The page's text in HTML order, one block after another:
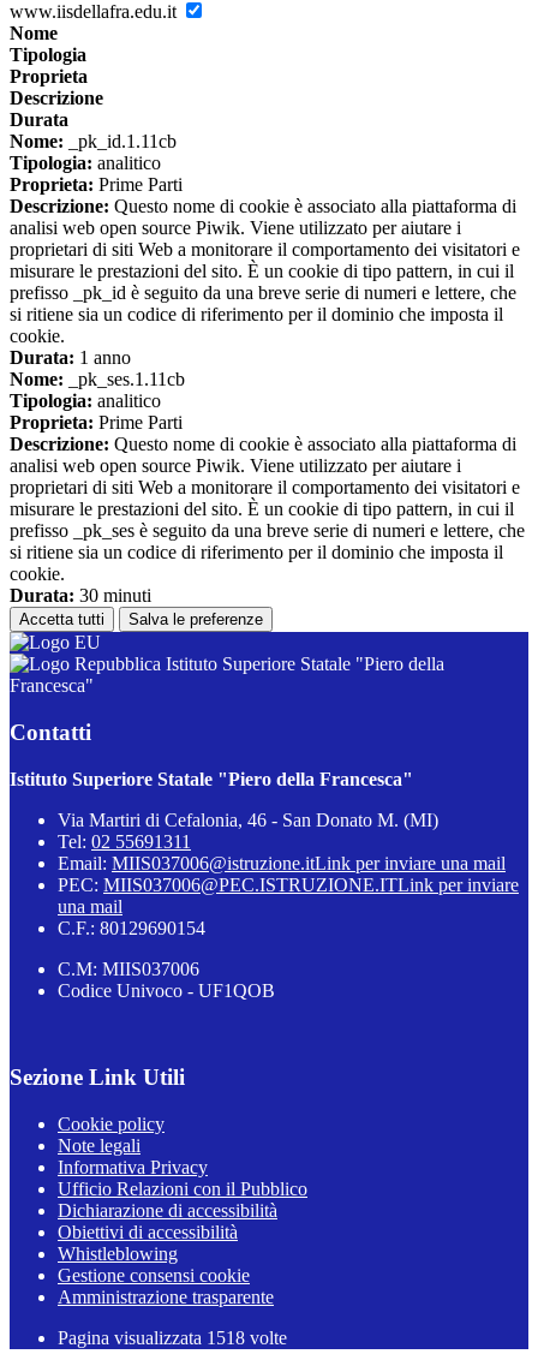
www.iisdellafra.edu.it
Nome
Tipologia
Proprieta
Descrizione
Durata
Nome: _pk_id.1.11cb
Tipologia: analitico
Proprieta: Prime Parti
Descrizione: Questo nome di cookie è associato alla piattaforma di
analisi web open source Piwik. Viene utilizzato per aiutare i
proprietari di siti Web a monitorare il comportamento dei visitatori e
misurare le prestazioni del sito. È un cookie di tipo pattern, in cui il
prefisso _pk_id è seguito da una breve serie di numeri e lettere, che
si ritiene sia un codice di riferimento per il dominio che imposta il
cookie.
Durata: 1 anno
Nome: _pk_ses.1.11cb
Tipologia: analitico
Proprieta: Prime Parti
Descrizione: Questo nome di cookie è associato alla piattaforma di
analisi web open source Piwik. Viene utilizzato per aiutare i
proprietari di siti Web a monitorare il comportamento dei visitatori e
misurare le prestazioni del sito. È un cookie di tipo pattern, in cui il
prefisso _pk_ses è seguito da una breve serie di numeri e lettere, che
si ritiene sia un codice di riferimento per il dominio che imposta il
cookie.
Durata: 30 minuti
Accetta tutti Salva le preferenze
Istituto Superiore Statale "Piero della
Francesca"
Contatti
Istituto Superiore Statale "Piero della Francesca"
Via Martiri di Cefalonia, 46 - San Donato M. (MI)
Tel: 02 55691311
Email: MIIS037006@istruzione.itLink per inviare una mail
PEC: MIIS037006@PEC.ISTRUZIONE.ITLink per inviare
una mail
C.F.: 80129690154
C.M: MIIS037006
Codice Univoco - UF1QOB
Sezione Link Utili
Cookie policy
Note legali
Informativa Privacy
Ufficio Relazioni con il Pubblico
Dichiarazione di accessibilità
Obiettivi di accessibilità
Whistleblowing
Gestione consensi cookie
Amministrazione trasparente
Pagina visualizzata 1518 volte